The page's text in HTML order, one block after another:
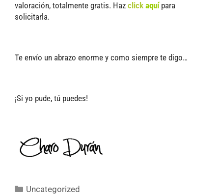
valoración, totalmente gratis. Haz click aquí para
solicitarla.
Te envío un abrazo enorme y como siempre te digo…
¡Si yo pude, tú puedes!
Uncategorized